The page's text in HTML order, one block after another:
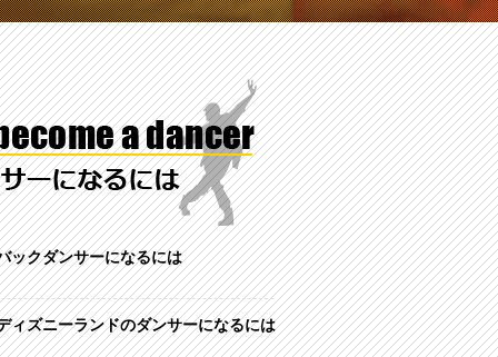
ックダンサーになるには
ィズニーランドのダンサーになるには